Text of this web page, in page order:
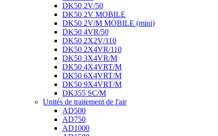
DK50 2V/50
DK50 2V MOBILE
DK50 2V/M MOBILE (mini)
DK50 4VR/50
DK50 2X2V/110
DK50 2X4VR/110
DK50 3X4VR/M
DK50 4X4VRT/M
DK50 6X4VRT/M
DK50 9X4VRT/M
DK355 SC/M
Unités de traitement de l'air
AD500
AD750
AD1000